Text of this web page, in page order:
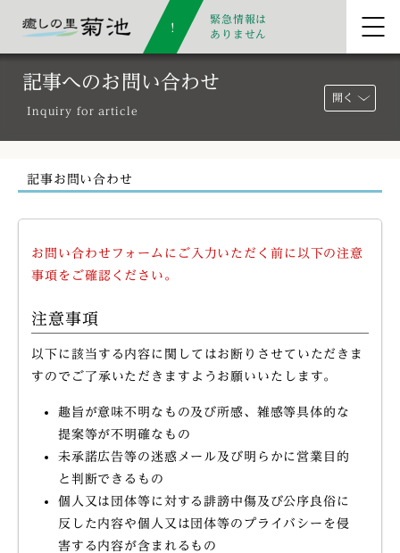
緊急情報は
ありません
記事へのお問い合わせ
Inquiry for article
開く
記事お問い合わせ
お問い合わせフォームにご入力いただく前に以下の注意
事項をご確認ください。
注意事項
以下に該当する内容に関してはお断りさせていただきま
すのでご了承いただきますようお願いいたします。
趣旨が意味不明なもの及び所感、雑感等具体的な
提案等が不明確なもの
未承諾広告等の迷惑メール及び明らかに営業目的
と判断できるもの
個人又は団体等に対する誹謗中傷及び公序良俗に
反した内容や個人又は団体等のプライバシーを侵
害する内容が含まれるもの